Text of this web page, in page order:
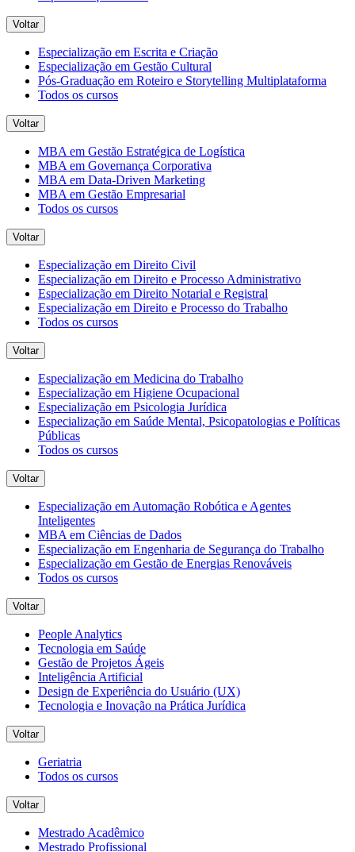
Voltar
Especialização em Escrita e Criação
Especialização em Gestão Cultural
Pós-Graduação em Roteiro e Storytelling Multiplataforma
Todos os cursos
Voltar
MBA em Gestão Estratégica de Logística
MBA em Governança Corporativa
MBA em Data-Driven Marketing
MBA em Gestão Empresarial
Todos os cursos
Voltar
Especialização em Direito Civil
Especialização em Direito e Processo Administrativo
Especialização em Direito Notarial e Registral
Especialização em Direito e Processo do Trabalho
Todos os cursos
Voltar
Especialização em Medicina do Trabalho
Especialização em Higiene Ocupacional
Especialização em Psicologia Jurídica
Especialização em Saúde Mental, Psicopatologias e Políticas
Públicas
Todos os cursos
Voltar
Especialização em Automação Robótica e Agentes
Inteligentes
MBA em Ciências de Dados
Especialização em Engenharia de Segurança do Trabalho
Especialização em Gestão de Energias Renováveis
Todos os cursos
Voltar
People Analytics
Tecnologia em Saúde
Gestão de Projetos Ágeis
Inteligência Artificial
Design de Experiência do Usuário (UX)
Tecnologia e Inovação na Prática Jurídica
Voltar
Geriatria
Todos os cursos
Voltar
Mestrado Acadêmico
Mestrado Profissional